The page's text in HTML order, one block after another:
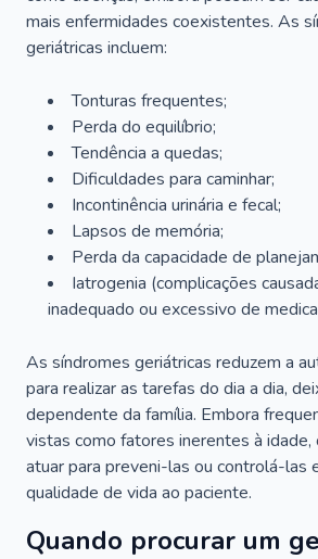
mais enfermidades coexistentes. As
geriátricas incluem:
Tonturas frequentes;
Perda do equilíbrio;
Tendência a quedas;
Dificuldades para caminhar;
Incontinência urinária e fecal;
Lapsos de memória;
Perda da capacidade de
Iatrogenia (complicações
inadequado ou excessivo de
As síndromes geriátricas reduzem a
para realizar as tarefas do dia a dia,
dependente da família. Embora
vistas como fatores inerentes à idade,
atuar para preveni-las ou controlá-las
qualidade de vida ao paciente.
Quando procurar um